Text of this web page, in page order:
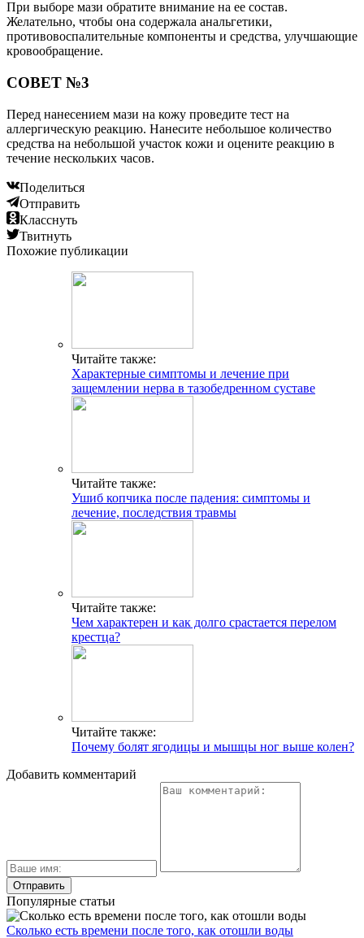
При выборе мази обратите внимание на ее состав.
Желательно, чтобы она содержала анальгетики,
противовоспалительные компоненты и средства, улучшающие
кровообращение.
СОВЕТ №3
Перед нанесением мази на кожу проведите тест на
аллергическую реакцию. Нанесите небольшое количество
средства на небольшой участок кожи и оцените реакцию в
течение нескольких часов.
Поделиться
Отправить
Класснуть
Твитнуть
Похожие публикации
Читайте также:
Характерные симптомы и лечение при
защемлении нерва в тазобедренном суставе
Читайте также:
Ушиб копчика после падения: симптомы и
лечение, последствия травмы
Читайте также:
Чем характерен и как долго срастается перелом
крестца?
Читайте также:
Почему болят ягодицы и мышцы ног выше колен?
Добавить комментарий
Популярные статьи
Сколько есть времени после того, как отошли воды